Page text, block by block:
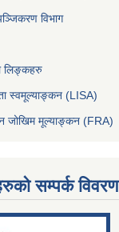
विभाग
लिङ्कहरु
स्वमूल्याङ्कन (LISA)
जोखिम मूल्याङ्कन (FRA)
सम्पर्क विवरण